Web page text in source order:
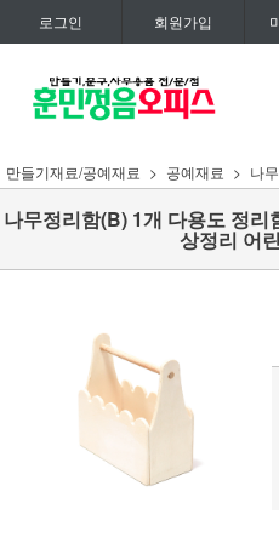
로그인 회원가입
만들기재료/공예재료 공예재료 나
나무정리함(B) 1개 다용도 정
상정리 어